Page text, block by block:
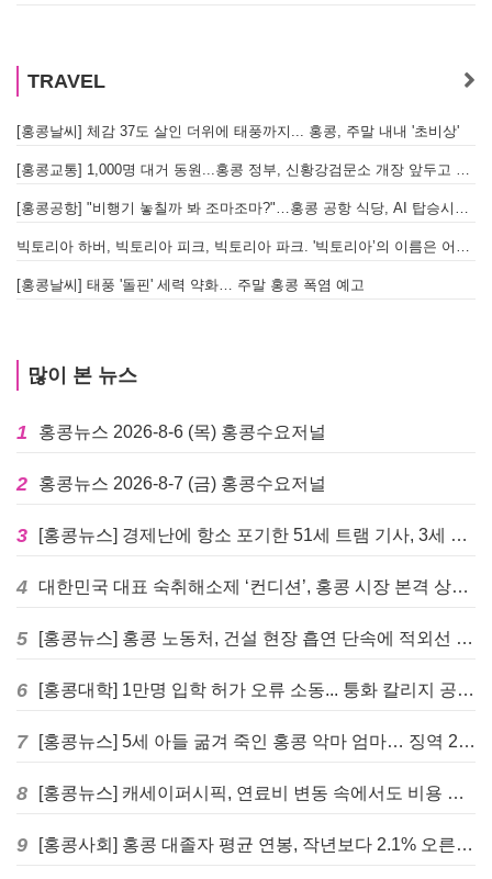
TRAVEL
[홍콩날씨] 체감 37도 살인 더위에 태풍까지... 홍콩, 주말 내내 '초비상'
[홍콩날씨] 태풍 '돌핀' 세력 약화… 주말 홍콩 폭염 예고
많이 본 뉴스
1 홍콩뉴스 2026-8-6 (목) 홍콩수요저널
2 홍콩뉴스 2026-8-7 (금) 홍콩수요저널
3 [홍콩뉴스] 경제난에 항소 포기한 51세 트램 기사, 3세 여아 치사 혐의로 '4주 감옥행'
4 대한민국 대표 숙취해소제 ‘컨디션’, 홍콩 시장 본격 상륙… 왓슨스 입점 기념 할인 행사 진행
5 [홍콩뉴스] 홍콩 노동처, 건설 현장 흡연 단속에 적외선 드론 투입 검토
6 [홍콩대학] 1만명 입학 허가 오류 소동... 퉁화 칼리지 공식 사과
7 [홍콩뉴스] 5세 아들 굶겨 죽인 홍콩 악마 엄마… 징역 22년 중형 선고
8 [홍콩뉴스] 캐세이퍼시픽, 연료비 변동 속에서도 비용 절감 위한 감편 계획 없어
9 [홍콩사회] 홍콩 대졸자 평균 연봉, 작년보다 2.1% 오른 33만 6천 홍콩달러 기록